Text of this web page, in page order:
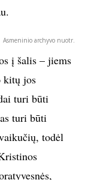
Asmeninio archyvo nuotr.
į šalis – jiems
kitų jos
turi būti
turi būti
todėl